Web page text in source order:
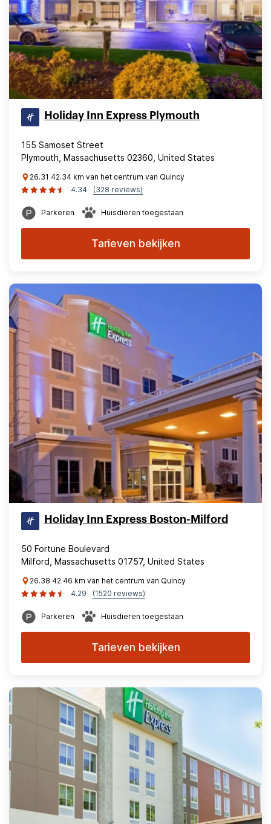
Holiday Inn Express Plymouth
155 Samoset Street
Plymouth, Massachusetts 02360, United States
26.31 42.34 km van het centrum van Quincy
4.34
(328 reviews)
Parkeren Huisdieren toegestaan
Tarieven bekijken
Holiday Inn Express Boston-Milford
50 Fortune Boulevard
Milford, Massachusetts 01757, United States
26.38 42.46 km van het centrum van Quincy
4.29
(1520 reviews)
Parkeren Huisdieren toegestaan
Tarieven bekijken